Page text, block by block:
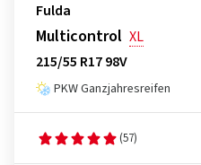
Fulda
Multicontrol XL
215/55 R17 98V
PKW Ganzjahresreifen
(57)